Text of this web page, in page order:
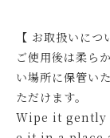
【 お取扱いに
ご使用後は柔ら
い場所に保管い
ただけます。
Wipe it